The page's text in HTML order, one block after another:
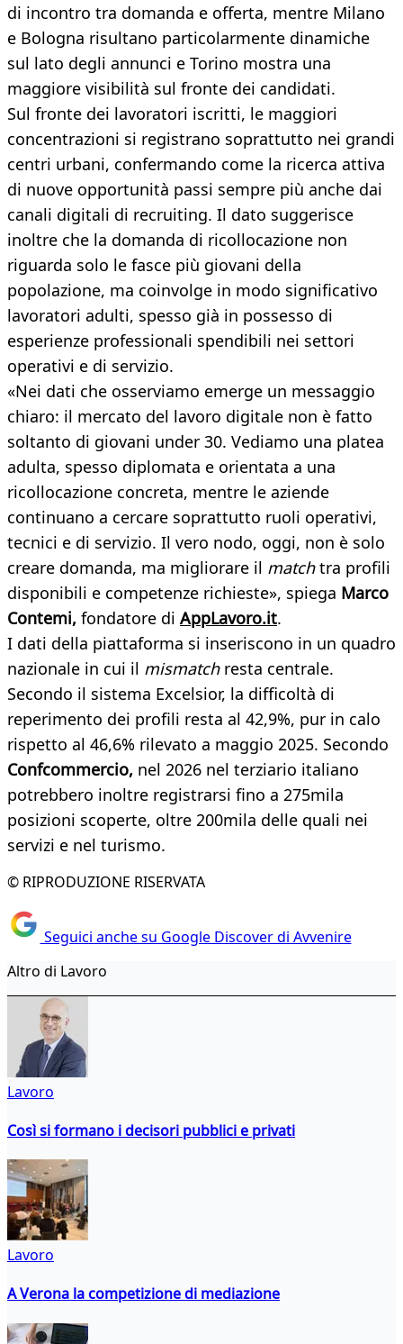
di incontro tra domanda e offerta, mentre Milano
e Bologna risultano particolarmente dinamiche
sul lato degli annunci e Torino mostra una
maggiore visibilità sul fronte dei candidati.
Sul fronte dei lavoratori iscritti, le maggiori
concentrazioni si registrano soprattutto nei grandi
centri urbani, confermando come la ricerca attiva
di nuove opportunità passi sempre più anche dai
canali digitali di recruiting. Il dato suggerisce
inoltre che la domanda di ricollocazione non
riguarda solo le fasce più giovani della
popolazione, ma coinvolge in modo significativo
lavoratori adulti, spesso già in possesso di
esperienze professionali spendibili nei settori
operativi e di servizio.
«Nei dati che osserviamo emerge un messaggio
chiaro: il mercato del lavoro digitale non è fatto
soltanto di giovani under 30. Vediamo una platea
adulta, spesso diplomata e orientata a una
ricollocazione concreta, mentre le aziende
continuano a cercare soprattutto ruoli operativi,
tecnici e di servizio. Il vero nodo, oggi, non è solo
creare domanda, ma migliorare il matchtra profili
disponibili e competenze richieste», spiega Marco
Contemi, fondatore di AppLavoro.it.
I dati della piattaforma si inseriscono in un quadro
nazionale in cui il mismatchresta centrale.
Secondo il sistema Excelsior, la difficoltà di
reperimento dei profili resta al 42,9%, pur in calo
rispetto al 46,6% rilevato a maggio 2025. Secondo
Confcommercio, nel 2026 nel terziario italiano
potrebbero inoltre registrarsi fino a 275mila
posizioni scoperte, oltre 200mila delle quali nei
servizi e nel turismo.
© RIPRODUZIONE RISERVATA
Seguici anche su Google Discover di Avvenire
Altro di Lavoro
Lavoro
Così si formano i decisori pubblici e privati
Lavoro
A Verona la competizione di mediazione